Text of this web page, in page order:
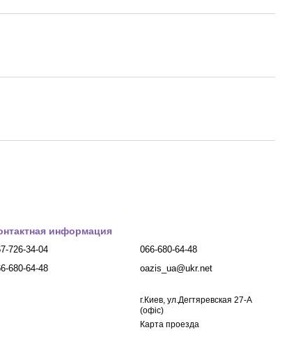
информация
726-34-04
680-64-48
066-680-64-48
oazis_ua@ukr.net
г.Киев, ул.Дегтяревская 27-А
(офіс)
Карта проезда